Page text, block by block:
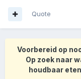
Quote
Voorbereid op
Op zoek naar
houdbaar